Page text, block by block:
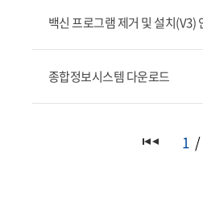
백신 프로그램 제거 및 설치(V3)
종합정보시스템 다운로드
1